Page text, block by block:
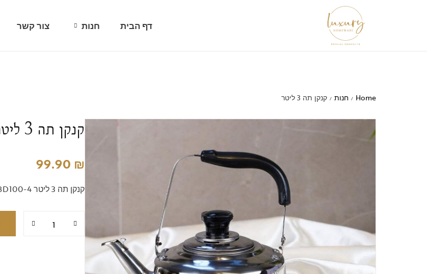
דף הבית חנות
כפיות, מזלגות וסכינים
עתיקות ותפאורה
קולבי כביסה וקרש גיהוץ
צור קשר
Home
/ חנות / קנקן תה 3 ליטר
קנקן תה 3 ליטר
99.90 ₪
קנקן תה 3 ליטר BD100-4